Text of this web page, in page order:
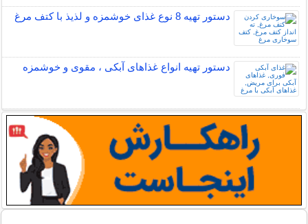
دستور تهیه 8 نوع غذای خوشمزه و لذیذ با کتف مرغ
دستور تهیه انواع غذاهای آبکی ، مقوی و خوشمزه